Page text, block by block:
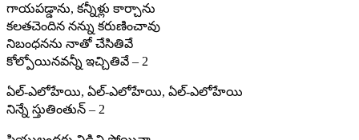
గాయపడ్డాను, కన్నీళ్లు కార్చాను
కలతచెందిన నన్ను కరుణించావు
నిబంధనను నాతో చేసితివే
కోల్పోయినవన్నీ ఇచ్చితివే – 2
ఏల్‌-ఎలోహేయి, ఏల్‌-ఎలోహేయి, ఏల్‌-ఎలోహేయి
నిన్నే స్తుతింతున్ – 2